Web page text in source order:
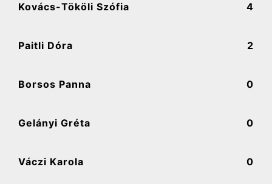
Kovács-Tököli Szófia 4
Paitli Dóra 2
Borsos Panna 0
Gelányi Gréta 0
Váczi Karola 0